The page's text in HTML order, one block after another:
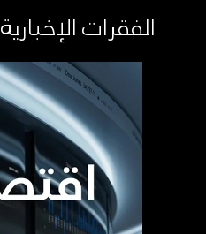
الفقرات الإخبارية